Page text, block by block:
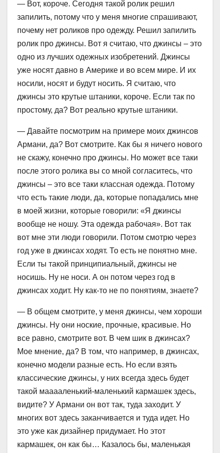
— Вот, короче. Сегодня такой ролик решил
запилить, потому что у меня многие спрашивают,
почему нет роликов про одежду. Решил запилить
ролик про джинсы. Вот я считаю, что джинсы – это
одно из лучших одежных изобретений. Джинсы
уже носят давно в Америке и во всем мире. И их
носили, носят и будут носить. Я считаю, что
джинсы это крутые штаники, короче. Если так по
простому, да? Вот реально крутые штаники.
— Давайте посмотрим на примере моих джинсов
Армани, да? Вот смотрите. Как бы я ничего нового
не скажу, конечно про джинсы. Но может все таки
после этого ролика вы со мной согласитесь, что
джинсы – это все таки классная одежда. Потому
что есть такие люди, да, которые попадались мне
в моей жизни, которые говорили: «Я джинсы
вообще не ношу. Эта одежда рабочая». Вот так
вот мне эти люди говорили. Потом смотрю через
год уже в джинсах ходят. То есть не понятно мне.
Если ты такой принципиальный, джинсы не
носишь. Ну не носи. А он потом через год в
джинсах ходит. Ну как-то не по понятиям, знаете?
— В общем смотрите, у меня джинсы, чем хороши
джинсы. Ну они ноские, прочные, красивые. Но
все равно, смотрите вот. В чем шик в джинсах?
Мое мнение, да? В том, что например, в джинсах,
конечно модели разные есть. Но если взять
классические джинсы, у них всегда здесь будет
такой мааааленький-маленький кармашек здесь,
видите? У Армани он вот так, туда заходит. У
многих вот здесь заканчивается и туда идет. Но
это уже как дизайнер придумает. Но этот
кармашек, он как бы… Казалось бы, маленькая